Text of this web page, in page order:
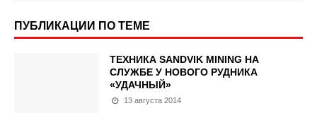
ПУБЛИКАЦИИ ПО ТЕМЕ
ТЕХНИКА SANDVIK MINING НА
СЛУЖБЕ У НОВОГО РУДНИКА
«УДАЧНЫЙ»
13 августа 2014